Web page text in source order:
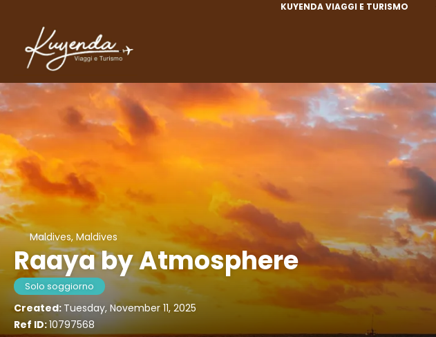
KUYENDA VIAGGI E TURISMO
Maldives, Maldives
Raaya by Atmosphere
Solo soggiorno
Created: Tuesday, November 11, 2025
Ref ID:10797568